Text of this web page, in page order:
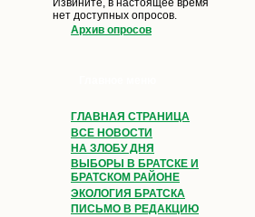
Извините, в настоящее время
нет доступных опросов.
Архив опросов
ГЛАВНАЯ СТРАНИЦА
ВСЕ НОВОСТИ
НА ЗЛОБУ ДНЯ
ВЫБОРЫ В БРАТСКЕ И
БРАТСКОМ РАЙОНЕ
ЭКОЛОГИЯ БРАТСКА
ПИСЬМО В РЕДАКЦИЮ